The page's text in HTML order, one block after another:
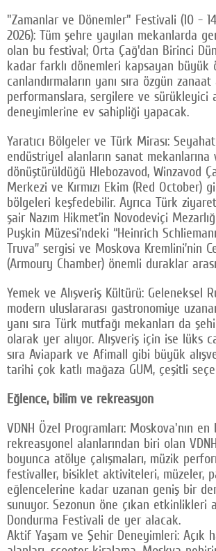
"Zamanlar ve Dönemler" Festivali (10 -
2026): Tüm şehre yayılan mekanlarda
olan bu festival; Orta Çağ'dan Birinci
kadar farklı dönemleri kapsayan büyük
canlandırmaların yanı sıra özgün
performanslara, sergilere ve sürükleyici
deneyimlerine ev sahipliği yapacak.
Yaratıcı Bölgeler ve Türk Mirası:
endüstriyel alanların sanat
dönüştürüldüğü Hlebozavod, Winzavod
Merkezi ve Kırmızı Ekim (Red October)
bölgeleri keşfedebilir. Ayrıca Türk
şair Nazım Hikmet’in Novodeviçi
Puşkin Müzesi’ndeki “Heinrich
Truva” sergisi ve Moskova Kremlini’nin
(Armoury Chamber) önemli duraklar
Yemek ve Alışveriş Kültürü: Geleneksel
modern uluslararası gastronomiye
yanı sıra Türk mutfağı mekanları da
olarak yer alıyor. Alışveriş için ise lüks
sıra Aviapark ve Afimall gibi büyük
tarihi çok katlı mağaza GUM, çeşitli
Eğlence, bilim ve rekreasyon
VDNH Özel Programları: Moskova'nın
rekreasyonel alanlarından biri olan
boyunca atölye çalışmaları, müzik
festivaller, bisiklet aktiviteleri, müzeler,
eğlencelerine kadar uzanan geniş bir
sunuyor. Sezonun öne çıkan etkinlikleri
Dondurma Festivali de yer alacak.
Aktif Yaşam ve Şehir Deneyimleri: Açık